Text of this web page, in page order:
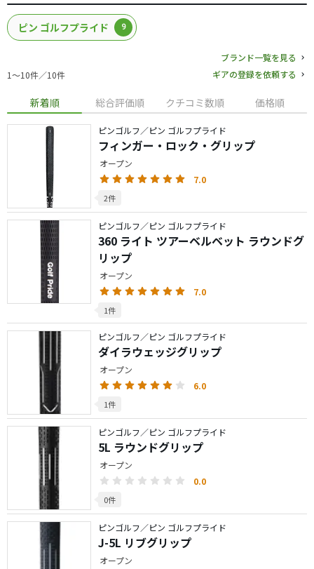
ピン ゴルフプライド 9
1〜10件／10件
ブランド一覧を見る
ギアの登録を依頼する
新着順 総合評価順 クチコミ数順 価格順
ピンゴルフ／ピン ゴルフプライド
フィンガー・ロック・グリップ
オープン
7.0
2件
ピンゴルフ／ピン ゴルフプライド
360 ライト ツアーベルベット ラウンドグ
リップ
オープン
7.0
1件
ピンゴルフ／ピン ゴルフプライド
ダイラウェッジグリップ
オープン
6.0
1件
ピンゴルフ／ピン ゴルフプライド
5L ラウンドグリップ
オープン
0.0
0件
ピンゴルフ／ピン ゴルフプライド
J-5L リブグリップ
オープン